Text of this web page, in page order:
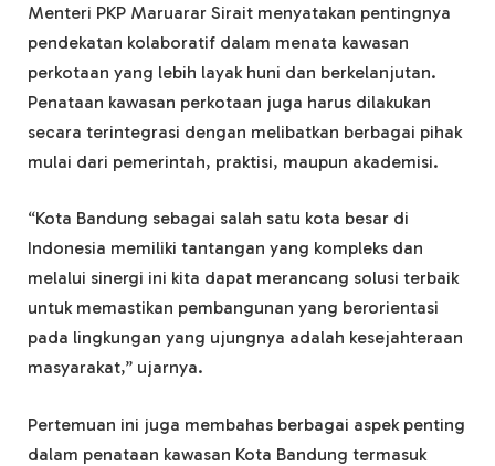
Menteri PKP Maruarar Sirait menyatakan pentingnya
pendekatan kolaboratif dalam menata kawasan
perkotaan yang lebih layak huni dan berkelanjutan.
Penataan kawasan perkotaan juga harus dilakukan
secara terintegrasi dengan melibatkan berbagai pihak
mulai dari pemerintah, praktisi, maupun akademisi.
“Kota Bandung sebagai salah satu kota besar di
Indonesia memiliki tantangan yang kompleks dan
melalui sinergi ini kita dapat merancang solusi terbaik
untuk memastikan pembangunan yang berorientasi
pada lingkungan yang ujungnya adalah kesejahteraan
masyarakat,” ujarnya.
Pertemuan ini juga membahas berbagai aspek penting
dalam penataan kawasan Kota Bandung termasuk